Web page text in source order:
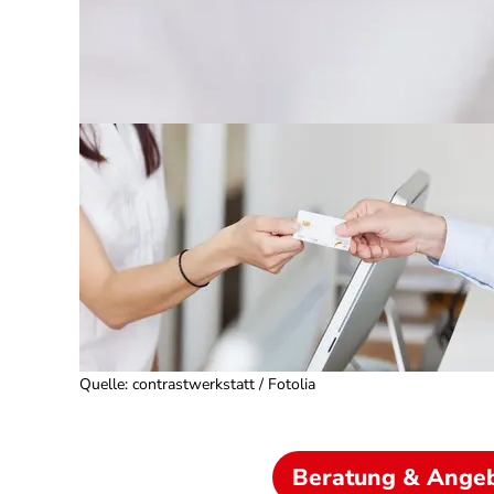
Quelle: contrastwerkstatt / Fotolia
Beratung &